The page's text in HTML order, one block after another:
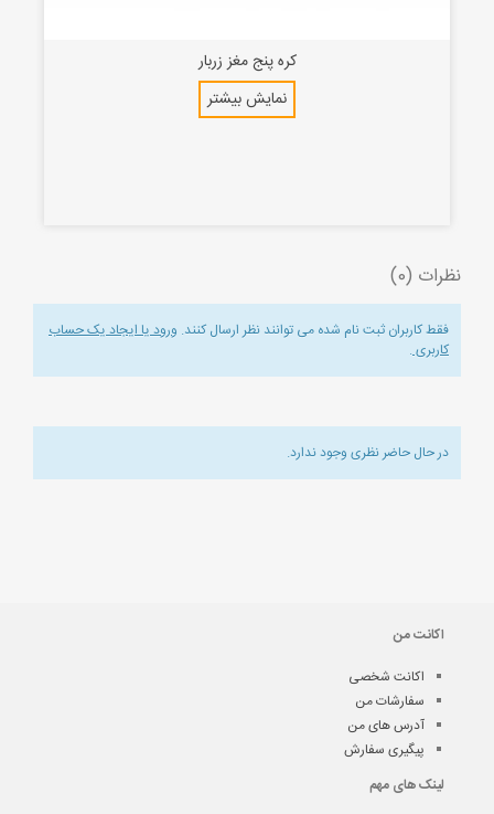
کره پنج مغز زربار
نمایش بیشتر
نظرات (0)
فقط کاربران ثبت نام شده می توانند نظر ارسال کنند. ورود یا ایجاد یک حساب
کاربری.
در حال حاضر نظری وجود ندارد.
اکانت من
اکانت شخصی
سفارشات من
آدرس های من
پیگیری سفارش
لینک های مهم